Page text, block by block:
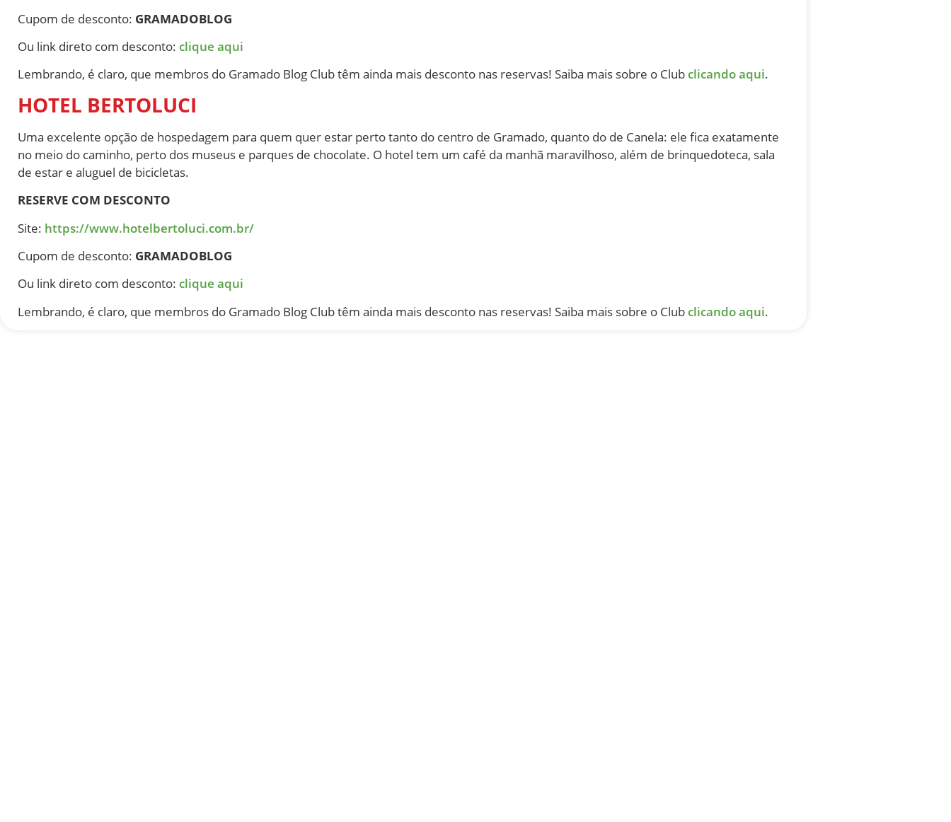
Cupom de desconto: GRAMADOBLOG
Ou link direto com desconto: clique aqui
Lembrando, é claro, que membros do Gramado Blog Club têm ainda mais desconto nas reservas! Saiba mais sobre o Clubclicando aqui.
HOTEL BERTOLUCI
Uma excelente opção de hospedagem para quem quer estar perto tanto do centro de Gramado, quanto do de Canela: ele fica exatamente
no meio do caminho, perto dos museus e parques de chocolate. O hotel tem um café da manhã maravilhoso, além de brinquedoteca, sala
de estar e aluguel de bicicletas.
RESERVE COM DESCONTO
Site: https://www.hotelbertoluci.com.br/
Cupom de desconto: GRAMADOBLOG
Ou link direto com desconto: clique aqui
Lembrando, é claro, que membros do Gramado Blog Club têm ainda mais desconto nas reservas! Saiba mais sobre o Clubclicando aqui.